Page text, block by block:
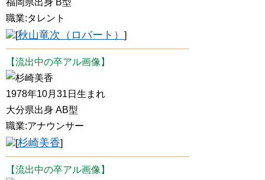
福岡県出身 B型
職業:タレント
[秋山竜次（ロバート） ]
【流出中の卒アル画像】
杉崎美香
1978年10月31日生まれ
大分県出身 AB型
職業:アナウンサー
[杉崎美香]
【流出中の卒アル画像】